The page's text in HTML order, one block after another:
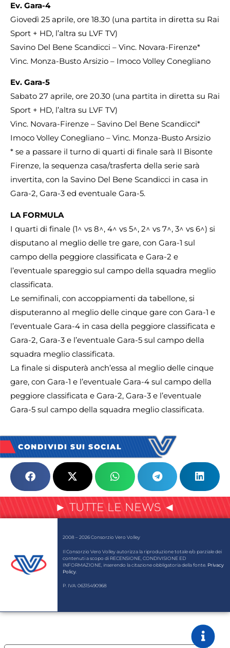
Ev. Gara-4
Giovedì 25 aprile, ore 18.30 (una partita in diretta su Rai
Sport + HD, l’altra su LVF TV)
Savino Del Bene Scandicci – Vinc. Novara-Firenze*
Vinc. Monza-Busto Arsizio – Imoco Volley Conegliano
Ev. Gara-5
Sabato 27 aprile, ore 20.30 (una partita in diretta su Rai
Sport + HD, l’altra su LVF TV)
Vinc. Novara-Firenze – Savino Del Bene Scandicci*
Imoco Volley Conegliano – Vinc. Monza-Busto Arsizio
* se a passare il turno di quarti di finale sarà Il Bisonte
Firenze, la sequenza casa/trasferta della serie sarà
invertita, con la Savino Del Bene Scandicci in casa in
Gara-2, Gara-3 ed eventuale Gara-5.
LA FORMULA
I quarti di finale (1^ vs 8^, 4^ vs 5^, 2^ vs 7^, 3^ vs 6^) si
disputano al meglio delle tre gare, con Gara-1 sul
campo della peggiore classificata e Gara-2 e
l’eventuale spareggio sul campo della squadra meglio
classificata.
Le semifinali, con accoppiamenti da tabellone, si
disputeranno al meglio delle cinque gare con Gara-1 e
l’eventuale Gara-4 in casa della peggiore classificata e
Gara-2, Gara-3 e l’eventuale Gara-5 sul campo della
squadra meglio classificata.
La finale si disputerà anch’essa al meglio delle cinque
gare, con Gara-1 e l’eventuale Gara-4 sul campo della
peggiore classificata e Gara-2, Gara-3 e l’eventuale
Gara-5 sul campo della squadra meglio classificata.
CONDIVIDI SUI SOCIAL
► TUTTE LE NEWS ◄
2008 – 2026 Consorzio Vero Volley
Il Consorzio Vero Volley autorizza la riproduzione totale e/o parziale dei
contenuti a scopo di RECENSIONE, CONDIVISIONE ED
INFORMAZIONE, inserendo la citazione obbligatoria della fonte. Privacy
Policy
P. IVA: 06315490968